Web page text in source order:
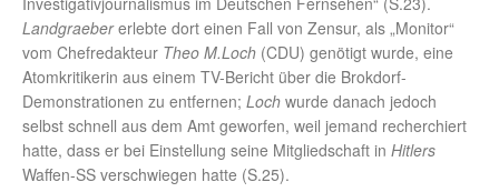
Landgraebererlebte dort einen Fall von Zensur, als „Monitor“
vom Chefredakteur Theo M.Loch (CDU) genötigt wurde, eine
Atomkritikerin aus einem TV-Bericht über die Brokdorf-
Demonstrationen zu entfernen; Loch wurde danach jedoch
selbst schnell aus dem Amt geworfen, weil jemand recherchiert
hatte, dass er bei Einstellung seine Mitgliedschaft in Hitlers
Waffen-SS verschwiegen hatte (S.25).